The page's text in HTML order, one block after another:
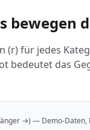
bewegen
für jedes
bedeutet das
→) — Demo-Daten,